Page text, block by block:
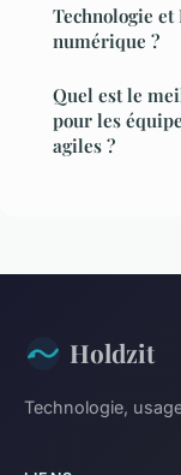
Technologie
numérique ?
Quel est le
pour les
agiles ?
Holdzit
Technologie,